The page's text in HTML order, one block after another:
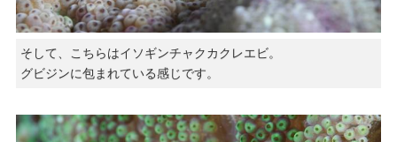
そして、こちらはイソギンチャクカクレエビ。
グビジンに包まれている感じです。